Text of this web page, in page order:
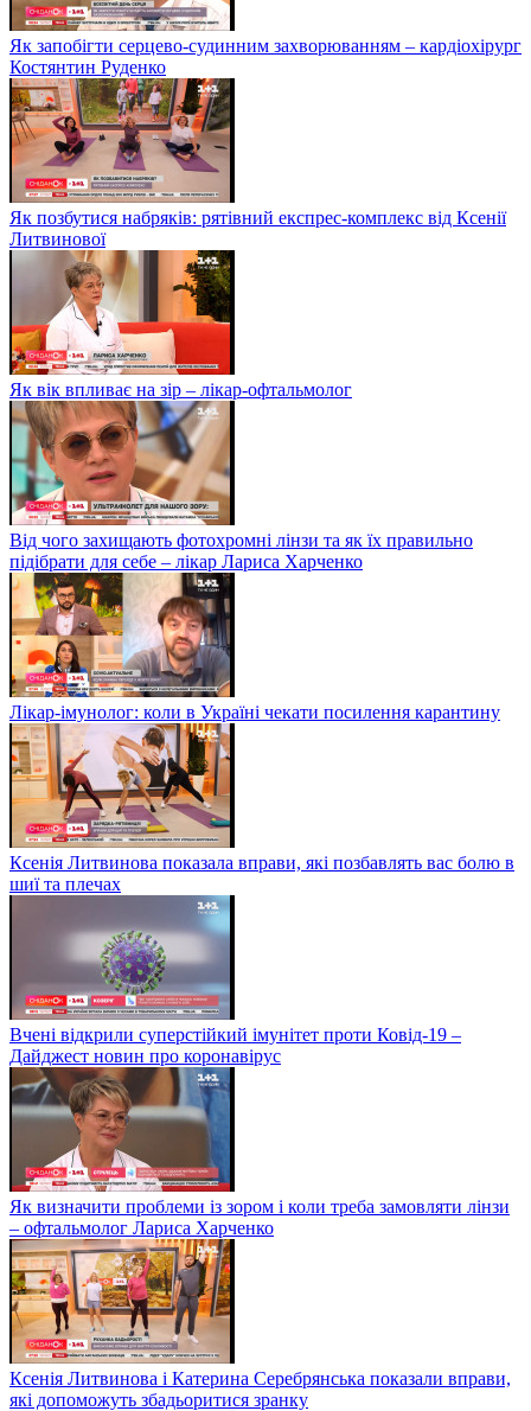
Як запобігти серцево-судинним захворюванням – кардіохірург
Костянтин Руденко
Як позбутися набряків: рятівний експрес-комплекс від Ксенії
Литвинової
Як вік впливає на зір – лікар-офтальмолог
Від чого захищають фотохромні лінзи та як їх правильно
підібрати для себе – лікар Лариса Харченко
Лікар-імунолог: коли в Україні чекати посилення карантину
Ксенія Литвинова показала вправи, які позбавлять вас болю в
шиї та плечах
Вчені відкрили суперстійкий імунітет проти Ковід-19 –
Дайджест новин про коронавірус
Як визначити проблеми із зором і коли треба замовляти лінзи
– офтальмолог Лариса Харченко
Ксенія Литвинова і Катерина Серебрянська показали вправи,
які допоможуть збадьоритися зранку